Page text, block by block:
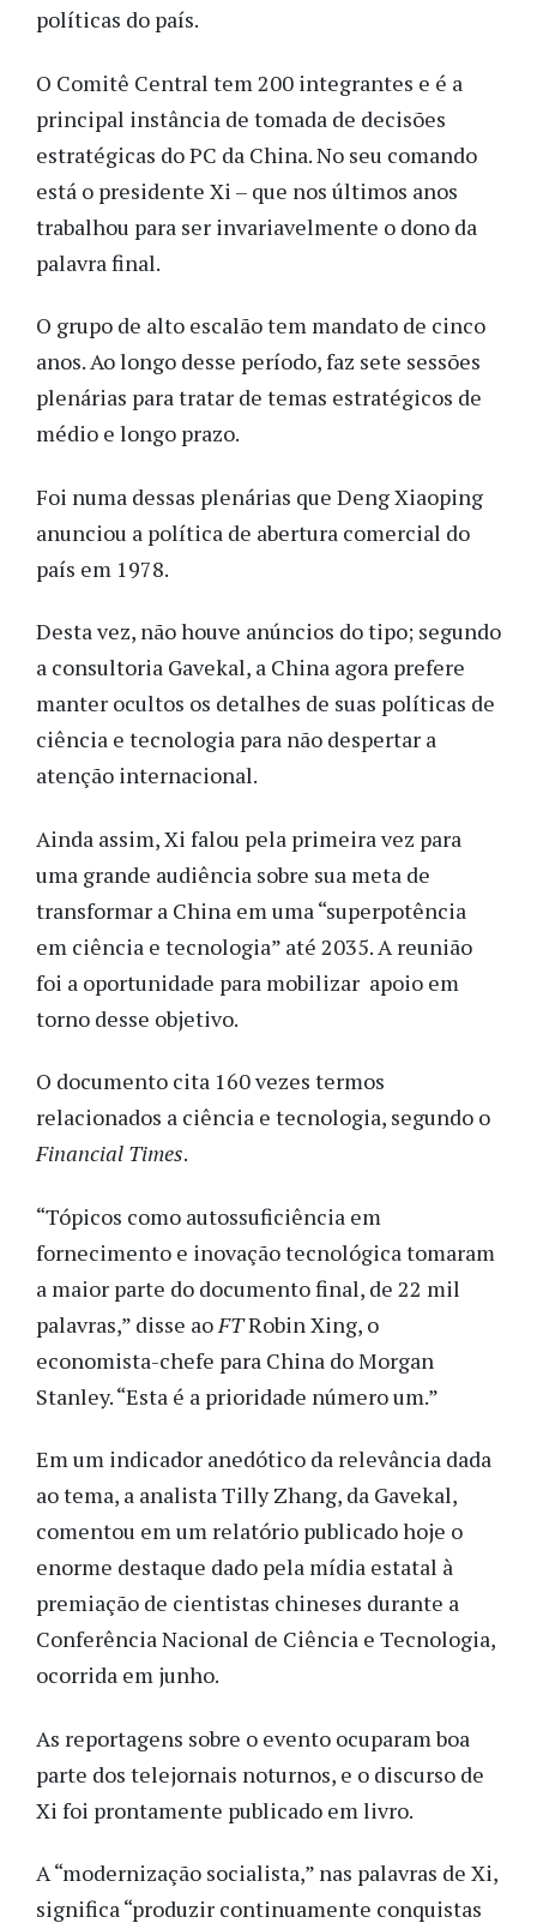
políticas do país.
O Comitê Central tem 200 integrantes e é a
principal instância de tomada de decisões
estratégicas do PC da China. No seu comando
está o presidente Xi – que nos últimos anos
trabalhou para ser invariavelmente o dono da
palavra final.
O grupo de alto escalão tem mandato de cinco
anos. Ao longo desse período, faz sete sessões
plenárias para tratar de temas estratégicos de
médio e longo prazo.
Foi numa dessas plenárias que Deng Xiaoping
anunciou a política de abertura comercial do
país em 1978.
Desta vez, não houve anúncios do tipo; segundo
a consultoria Gavekal, a China agora prefere
manter ocultos os detalhes de suas políticas de
ciência e tecnologia para não despertar a
atenção internacional.
Ainda assim, Xi falou pela primeira vez para
uma grande audiência sobre sua meta de
transformar a China em uma “superpotência
em ciência e tecnologia” até 2035. A reunião
foi a oportunidade para mobilizar apoio em
torno desse objetivo.
O documento cita 160 vezes termos
relacionados a ciência e tecnologia, segundo o
Financial Times.
“Tópicos como autossuficiência em
fornecimento e inovação tecnológica tomaram
a maior parte do documento final, de 22 mil
palavras,” disse aoFTRobin Xing, o
economista-chefe para China do Morgan
Stanley. “Esta é a prioridade número um.”
Em um indicador anedótico da relevância dada
ao tema, a analista Tilly Zhang, da Gavekal,
comentou em um relatório publicado hoje o
enorme destaque dado pela mídia estatal à
premiação de cientistas chineses durante a
Conferência Nacional de Ciência e Tecnologia,
ocorrida em junho.
As reportagens sobre o evento ocuparam boa
parte dos telejornais noturnos, e o discurso de
Xi foi prontamente publicado em livro.
A “modernização socialista,” nas palavras de Xi,
significa “produzir continuamente conquistas